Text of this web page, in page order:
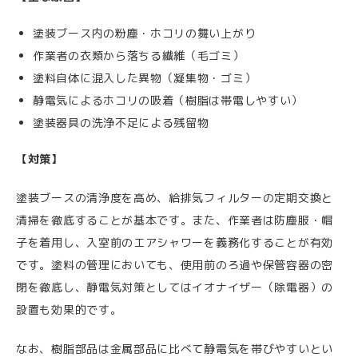
塗装ブース内の粉塵・ホコリの舞い上がり
作業者の衣類から落ちる繊維（毛ゴミ）
塗料自体に混入した異物（凝集物・ゴミ）
静電気によるホコリの吸着（樹脂は帯電しやすい）
塗装器具の洗浄不足による残留物
【対策】
塗装ブースの清浄度を高め、給排気フィルターの定期交換と
清掃を徹底することが基本です。また、作業者は防塵服・帽
子を着用し、入室前のエアシャワーを義務化することが有効
です。塗料の管理においても、使用前のろ過や保管容器の密
閉を徹底し、静電気対策としてはイオナイザー（除電器）の
設置も効果的です。
なお、樹脂部品は金属部品に比べて静電気を帯びやすいとい